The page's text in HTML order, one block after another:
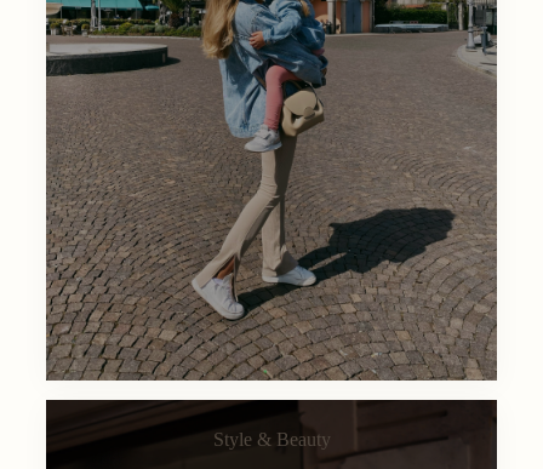
Style & Beauty